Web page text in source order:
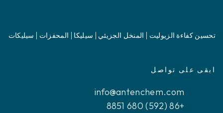
تحسين كفاءة الزيوليت | المنخل الجزيئي | سيليكا | المحفزات | سيليكات
ابقى على تواصل
info@antenchem.com
+86 (592) 680 8851